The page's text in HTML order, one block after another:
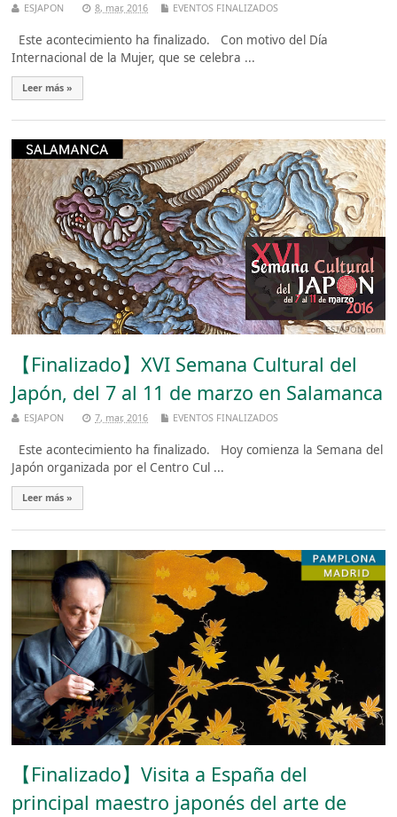
ESJAPON 8, mar, 2016 EVENTOS FINALIZADOS
Este acontecimiento ha finalizado. Con motivo del Día
Internacional de la Mujer, que se celebra ...
Leer más »
【Finalizado】XVI Semana Cultural del
Japón, del 7 al 11 de marzo en Salamanca
ESJAPON 7, mar, 2016 EVENTOS FINALIZADOS
Este acontecimiento ha finalizado. Hoy comienza la Semana del
Japón organizada por el Centro Cul ...
Leer más »
【Finalizado】Visita a España del
principal maestro japonés del arte de